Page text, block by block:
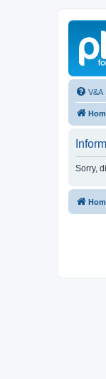
V&A
Sorry,